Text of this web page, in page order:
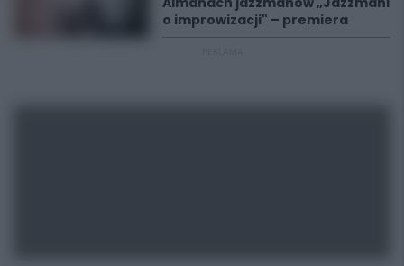
o improwizacji" – premiera